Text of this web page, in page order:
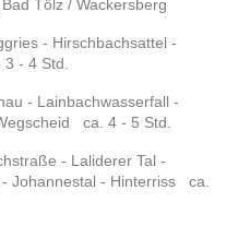
Tölz / Wackersberg
- Hirschbachsattel -
- 4 Std.
- Lainbachwasserfall -
ca. 4 - 5 Std.
- Laliderer Tal -
Johannestal - Hinterriss ca.